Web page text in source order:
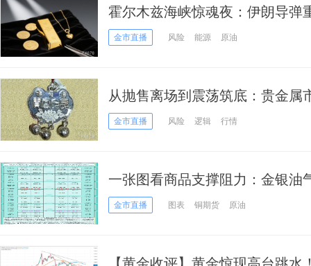
霍尔木兹海峡惊魂夜：伊朗导弹
涨1%，金价一度跌破4130
金市直播 风险 能源 原油
从抛售离场到震荡筑底：贵金属
金市直播 风险 逻辑 行情
一张图看商品支撑阻力：金银油
(2026年7月7日)
金市直播 图表 铜期货 原油